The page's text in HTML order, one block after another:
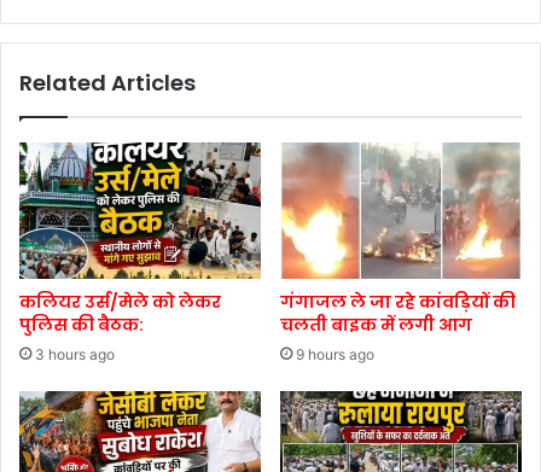
Related Articles
कलियर उर्स/मेले को लेकर
पुलिस की बैठक:
3 hours ago
गंगाजल ले जा रहे कांवड़ियों की
चलती बाइक में लगी आग
9 hours ago